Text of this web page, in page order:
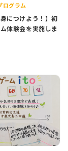
ログラム
身につけよう！】初
体験会を実施しま